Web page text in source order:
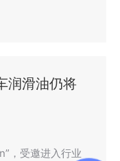
润滑油仍将
，受邀进入行业